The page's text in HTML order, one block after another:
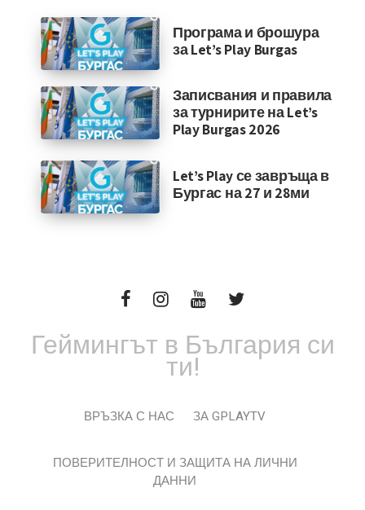
Програма и брошура
за Let’s Play Burgas
Записвания и правила
за турнирите на Let’s
Play Burgas 2026
Let’s Play се завръща в
Бургас на 27 и 28ми
Геймингът в България си
ти!
ВРЪЗКА С НАС ЗА GPLAYTV
ПОВЕРИТЕЛНОСТ И ЗАЩИТА НА ЛИЧНИ
ДАННИ